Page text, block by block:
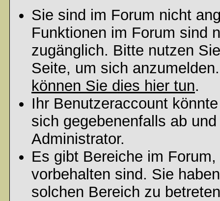
Sie sind im Forum nicht
Funktionen im Forum sind
zugänglich. Bitte nutzen
Seite, um sich
können Sie dies hier tun.
Ihr Benutzeraccount
sich gegebenenfalls ab
Administrator.
Es gibt Bereiche im
vorbehalten sind. Sie
solchen Bereich zu